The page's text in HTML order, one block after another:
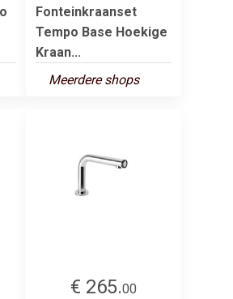
Fonteinkraanset
Tempo Base Hoekige
Kraan...
Meerdere shops
€ 265.00